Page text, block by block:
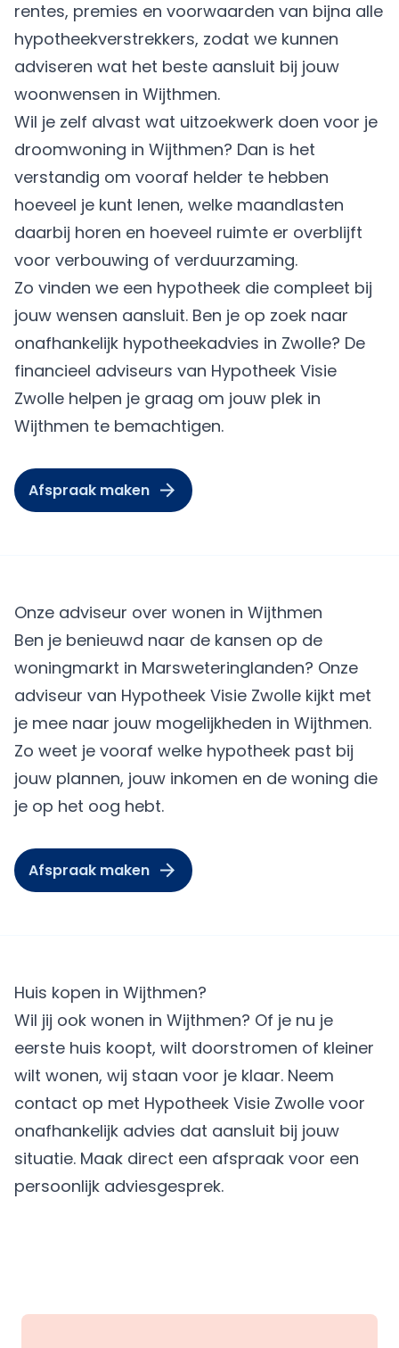
rentes, premies en voorwaarden van bijna alle
hypotheekverstrekkers, zodat we kunnen
adviseren wat het beste aansluit bij jouw
woonwensen in Wijthmen.
Wil je zelf alvast wat uitzoekwerk doen voor je
droomwoning in Wijthmen? Dan is het
verstandig om vooraf helder te hebben
hoeveel je kunt lenen, welke maandlasten
daarbij horen en hoeveel ruimte er overblijft
voor verbouwing of verduurzaming.
Zo vinden we een hypotheek die compleet bij
jouw wensen aansluit. Ben je op zoek naar
onafhankelijk hypotheekadvies in Zwolle? De
financieel adviseurs van Hypotheek Visie
Zwolle helpen je graag om jouw plek in
Wijthmen te bemachtigen.
Afspraak maken
Onze adviseur over wonen in Wijthmen
Ben je benieuwd naar de kansen op de
woningmarkt in Marsweteringlanden? Onze
adviseur van Hypotheek Visie Zwolle kijkt met
je mee naar jouw mogelijkheden in Wijthmen.
Zo weet je vooraf welke hypotheek past bij
jouw plannen, jouw inkomen en de woning die
je op het oog hebt.
Afspraak maken
Huis kopen in Wijthmen?
Wil jij ook wonen in Wijthmen? Of je nu je
eerste huis koopt, wilt doorstromen of kleiner
wilt wonen, wij staan voor je klaar. Neem
contact op met Hypotheek Visie Zwolle voor
onafhankelijk advies dat aansluit bij jouw
situatie. Maak direct een afspraak voor een
persoonlijk adviesgesprek.